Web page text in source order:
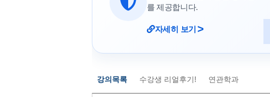
를 제공합니다.
자세히 보기 >
강의목록 수강생 리얼후기! 연관학과